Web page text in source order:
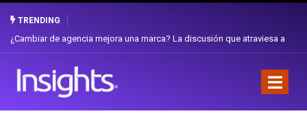
TRENDING
Gabriela Herrera y el arte de cambiarse el sombrero en Corporación